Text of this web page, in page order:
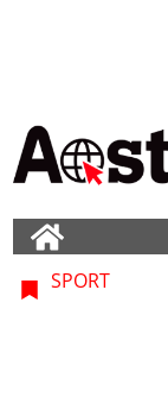
SPORT